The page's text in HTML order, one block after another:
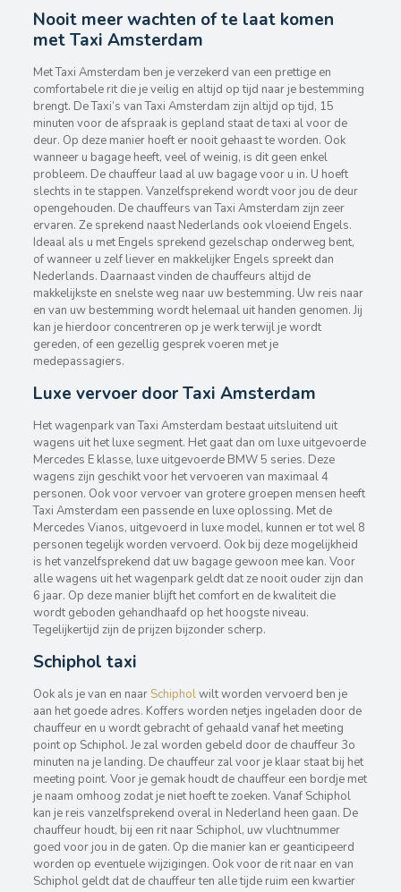
Nooit meer wachten of te laat komen
met Taxi Amsterdam
Met Taxi Amsterdam ben je verzekerd van een prettige en
comfortabele rit die je veilig en altijd op tijd naar je bestemming
brengt. De Taxi’s van Taxi Amsterdam zijn altijd op tijd, 15
minuten voor de afspraak is gepland staat de taxi al voor de
deur. Op deze manier hoeft er nooit gehaast te worden. Ook
wanneer u bagage heeft, veel of weinig, is dit geen enkel
probleem. De chauffeur laad al uw bagage voor u in. U hoeft
slechts in te stappen. Vanzelfsprekend wordt voor jou de deur
opengehouden. De chauffeurs van Taxi Amsterdam zijn zeer
ervaren. Ze sprekend naast Nederlands ook vloeiend Engels.
Ideaal als u met Engels sprekend gezelschap onderweg bent,
of wanneer u zelf liever en makkelijker Engels spreekt dan
Nederlands. Daarnaast vinden de chauffeurs altijd de
makkelijkste en snelste weg naar uw bestemming. Uw reis naar
en van uw bestemming wordt helemaal uit handen genomen. Jij
kan je hierdoor concentreren op je werk terwijl je wordt
gereden, of een gezellig gesprek voeren met je
medepassagiers.
Luxe vervoer door Taxi Amsterdam
Het wagenpark van Taxi Amsterdam bestaat uitsluitend uit
wagens uit het luxe segment. Het gaat dan om luxe uitgevoerde
Mercedes E klasse, luxe uitgevoerde BMW 5 series. Deze
wagens zijn geschikt voor het vervoeren van maximaal 4
personen. Ook voor vervoer van grotere groepen mensen heeft
Taxi Amsterdam een passende en luxe oplossing. Met de
Mercedes Vianos, uitgevoerd in luxe model, kunnen er tot wel 8
personen tegelijk worden vervoerd. Ook bij deze mogelijkheid
is het vanzelfsprekend dat uw bagage gewoon mee kan. Voor
alle wagens uit het wagenpark geldt dat ze nooit ouder zijn dan
6 jaar. Op deze manier blijft het comfort en de kwaliteit die
wordt geboden gehandhaafd op het hoogste niveau.
Tegelijkertijd zijn de prijzen bijzonder scherp.
Schiphol taxi
Ook als je van en naar Schipholwilt worden vervoerd ben je
aan het goede adres. Koffers worden netjes ingeladen door de
chauffeur en u wordt gebracht of gehaald vanaf het meeting
point op Schiphol. Je zal worden gebeld door de chauffeur 3o
minuten na je landing. De chauffeur zal voor je klaar staat bij het
meeting point. Voor je gemak houdt de chauffeur een bordje met
je naam omhoog zodat je niet hoeft te zoeken. Vanaf Schiphol
kan je reis vanzelfsprekend overal in Nederland heen gaan. De
chauffeur houdt, bij een rit naar Schiphol, uw vluchtnummer
goed voor jou in de gaten. Op die manier kan er geanticipeerd
worden op eventuele wijzigingen. Ook voor de rit naar en van
Schiphol geldt dat de chauffeur ten alle tijde ruim een kwartier